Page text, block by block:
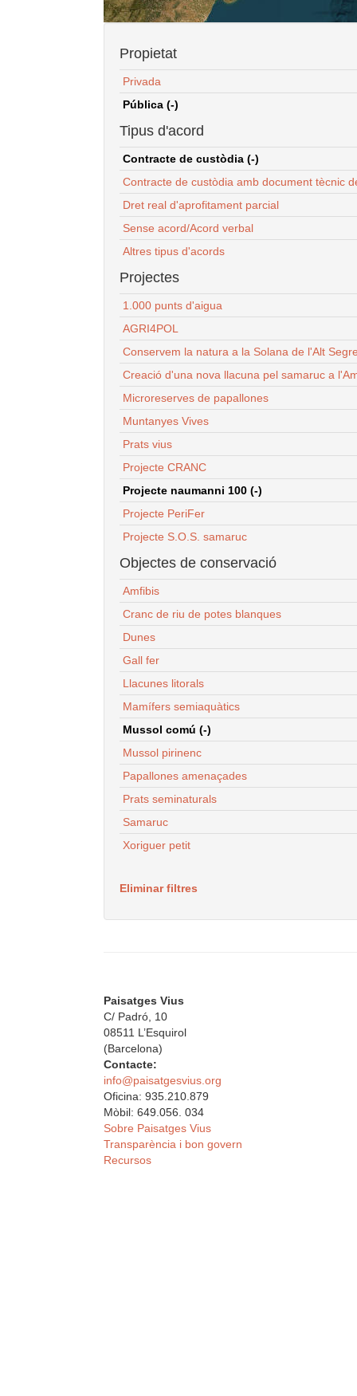
Propietat
Privada
Pública (-)
Tipus d'acord
Contracte de custòdia (-)
Contracte de custòdia amb document tècnic
Dret real d'aprofitament parcial
Sense acord/Acord verbal
Altres tipus d'acords
Projectes
1.000 punts d'aigua
AGRI4POL
Conservem la natura a la Solana de l'Alt
Creació d'una nova llacuna pel samaruc a
Microreserves de papallones
Muntanyes Vives
Prats vius
Projecte CRANC
Projecte naumanni 100 (-)
Projecte PeriFer
Projecte S.O.S. samaruc
Objectes de conservació
Amfibis
Cranc de riu de potes blanques
Dunes
Gall fer
Llacunes litorals
Mamífers semiaquàtics
Mussol comú (-)
Mussol pirinenc
Papallones amenaçades
Prats seminaturals
Samaruc
Xoriguer petit
Eliminar filtres
Paisatges Vius
C/ Padró, 10
08511 L’Esquirol
(Barcelona)
Contacte:
info@paisatgesvius.org
Oficina: 935.210.879
Mòbil: 649.056. 034
Sobre Paisatges Vius
Transparència i bon govern
Recursos